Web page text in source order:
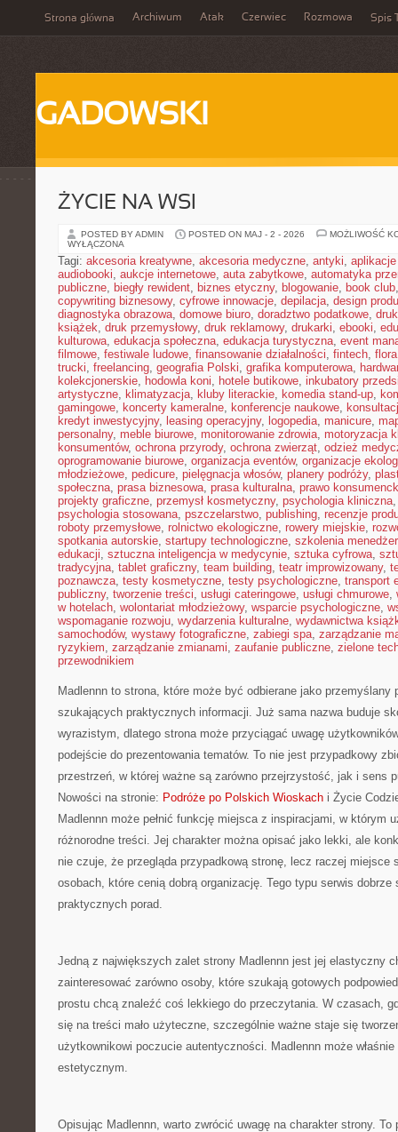
Strona główna Archiwum Atak Czerwiec Rozmowa Spis
GADOWSKI
ŻYCIE NA WSI
POSTED BY ADMIN POSTED ON MAJ - 2 - 2026
MOŻLIWOŚĆ
WYŁĄCZONA
Tagi: akcesoria kreatywne, akcesoria medyczne, antyki,
audiobooki, aukcje internetowe, auta zabytkowe, automatyka
publiczne, biegły rewident, biznes etyczny, blogowanie, book club
copywriting biznesowy, cyfrowe innowacje, depilacja, design
diagnostyka obrazowa, domowe biuro, doradztwo podatkowe,
książek, druk przemysłowy, druk reklamowy, drukarki, ebooki,
kulturowa, edukacja społeczna, edukacja turystyczna, event
filmowe, festiwale ludowe, finansowanie działalności, fintech, flora
trucki, freelancing, geografia Polski, grafika komputerowa,
kolekcjonerskie, hodowla koni, hotele butikowe, inkubatory
artystyczne, klimatyzacja, kluby literackie, komedia stand-up,
gamingowe, koncerty kameralne, konferencje naukowe,
kredyt inwestycyjny, leasing operacyjny, logopedia, manicure,
personalny, meble biurowe, monitorowanie zdrowia, motoryzacja
konsumentów, ochrona przyrody, ochrona zwierząt, odzież
oprogramowanie biurowe, organizacja eventów, organizacje
młodzieżowe, pedicure, pielęgnacja włosów, planery podróży,
społeczna, prasa biznesowa, prasa kulturalna, prawo
projekty graficzne, przemysł kosmetyczny, psychologia kliniczna
psychologia stosowana, pszczelarstwo, publishing, recenzje
roboty przemysłowe, rolnictwo ekologiczne, rowery miejskie,
spotkania autorskie, startupy technologiczne, szkolenia
edukacji, sztuczna inteligencja w medycynie, sztuka cyfrowa,
tradycyjna, tablet graficzny, team building, teatr improwizowany,
poznawcza, testy kosmetyczne, testy psychologiczne, transport
publiczny, tworzenie treści, usługi cateringowe, usługi chmurowe,
w hotelach, wolontariat młodzieżowy, wsparcie psychologiczne,
wspomaganie rozwoju, wydarzenia kulturalne, wydawnictwa
samochodów, wystawy fotograficzne, zabiegi spa, zarządzanie
ryzykiem, zarządzanie zmianami, zaufanie publiczne, zielone
przewodnikiem
Madlennn to strona, które może być odbierane jako przemyślany
szukających praktycznych informacji. Już sama nazwa buduje
wyrazistym, dlatego strona może przyciągać uwagę
podejście do prezentowania tematów. To nie jest przypadkowy
przestrzeń, w której ważne są zarówno przejrzystość, jak i sens
Nowości na stronie: Podróże po Polskich Wioskach i Życie
Madlennn może pełnić funkcję miejsca z inspiracjami, w którym
różnorodne treści. Jej charakter można opisać jako lekki, ale
nie czuje, że przegląda przypadkową stronę, lecz raczej miejsce
osobach, które cenią dobrą organizację. Tego typu serwis dobrze
praktycznych porad.
Jedną z największych zalet strony Madlennn jest jej elastyczny
zainteresować zarówno osoby, które szukają gotowych
prostu chcą znaleźć coś lekkiego do przeczytania. W czasach,
się na treści mało użyteczne, szczególnie ważne staje się
użytkownikowi poczucie autentyczności. Madlennn może
estetycznym.
Opisując Madlennn, warto zwrócić uwagę na charakter strony.